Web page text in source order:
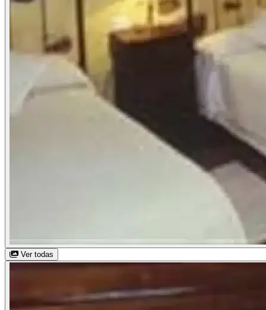
Ver todas